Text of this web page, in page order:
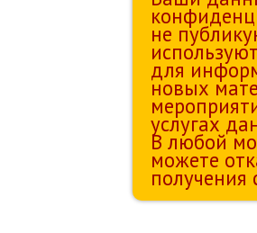
не
для
новых
услугах
В любой
можете
получения